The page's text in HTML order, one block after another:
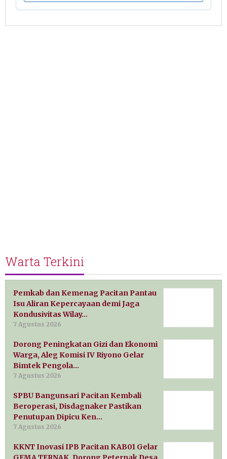
Warta Terkini
Pemkab dan Kemenag Pacitan Pantau
Isu Aliran Kepercayaan demi Jaga
Kondusivitas Wilay…
7 Agustus 2026
Dorong Peningkatan Gizi dan Ekonomi
Warga, Aleg Komisi IV Riyono Gelar
Bimtek Pengola…
7 Agustus 2026
SPBU Bangunsari Pacitan Kembali
Beroperasi, Disdagnaker Pastikan
Penutupan Dipicu Ken…
7 Agustus 2026
KKNT Inovasi IPB Pacitan KAB01 Gelar